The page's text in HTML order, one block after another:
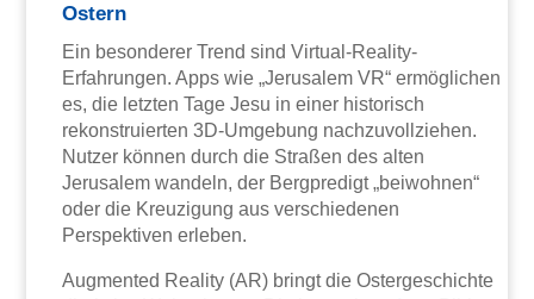
Ostern
Ein besonderer Trend sind Virtual-Reality-
Erfahrungen. Apps wie „Jerusalem VR“ ermöglichen
es, die letzten Tage Jesu in einer historisch
rekonstruierten 3D-Umgebung nachzuvollziehen.
Nutzer können durch die Straßen des alten
Jerusalem wandeln, der Bergpredigt „beiwohnen“
oder die Kreuzigung aus verschiedenen
Perspektiven erleben.
Augmented Reality (AR) bringt die Ostergeschichte